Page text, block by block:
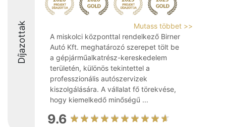
Díjazottak
Mutass többet >>
A miskolci központtal rendelkező Birner
Autó Kft. meghatározó szerepet tölt be
a gépjárműalkatrész-kereskedelem
területén, különös tekintettel a
professzionális autószervizek
kiszolgálására. A vállalat fő törekvése,
hogy kiemelkedő minőségű ...
9.6